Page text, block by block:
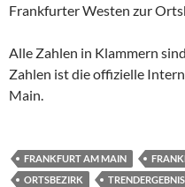
Frankfurter Westen zur
Alle Zahlen in Klammern
Zahlen ist die offizielle
Main.
FRANKFURT AM MAIN
ORTSBEZIRK
TRENDERGEBNIS